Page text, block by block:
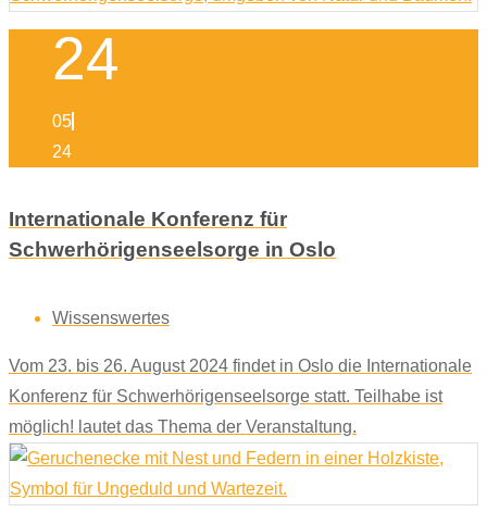
24
05
24
Internationale Konferenz für
Schwerhörigenseelsorge in Oslo
Wissenswertes
Vom 23. bis 26. August 2024 findet in Oslo die Internationale
Konferenz für Schwerhörigenseelsorge statt. Teilhabe ist
möglich! lautet das Thema der Veranstaltung.